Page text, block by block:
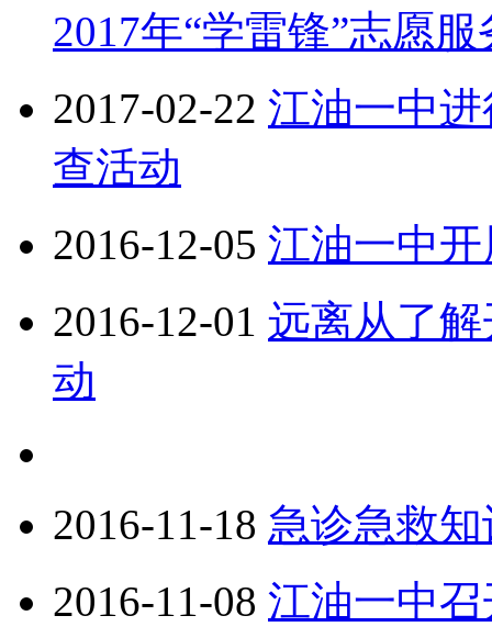
2017年“学雷锋”志愿
2017-02-22 江油一中
查活动
2016-12-05 江油一中
2016-12-01 远离从了
动
2016-11-18 急诊急救
2016-11-08 江油一中